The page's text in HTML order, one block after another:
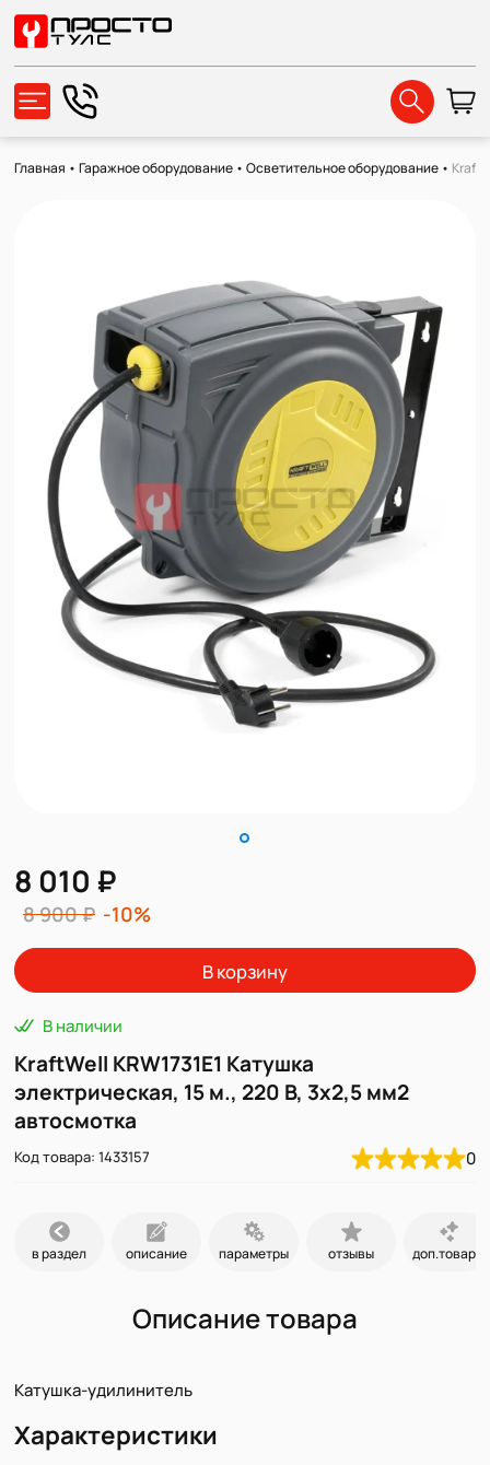
Главная •Гаражное оборудование •Осветительное оборудование •
8 010 ₽
8 900 ₽ -10%
В корзину
В наличии
KraftWell KRW1731E1 Катушка
электрическая, 15 м., 220 В, 3х2,5 мм2
автосмотка
Код товара: 1433157 0
в раздел описание параметры отзывы доп.товары
Описание товара
Катушка-удилинитель
Характеристики